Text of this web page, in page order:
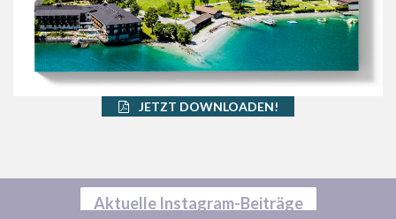
JETZT DOWNLOADEN!
Aktuelle Instagram-Beiträge